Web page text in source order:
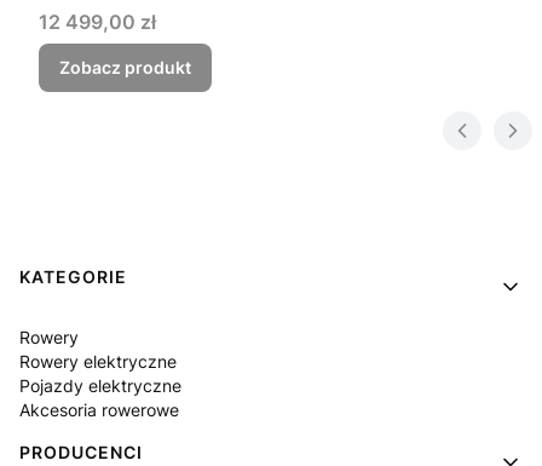
Cena
12 499,00 zł
Zobacz produkt
Linki w stopce
KATEGORIE
Rowery
Rowery elektryczne
Pojazdy elektryczne
Akcesoria rowerowe
PRODUCENCI